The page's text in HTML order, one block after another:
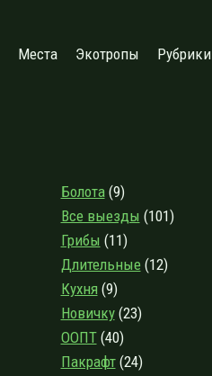
Места Экотропы Рубрики
Болота(9)
Все выезды (101)
Грибы (11)
Длительные(12)
Кухня(9)
Новичку(23)
ООПТ(40)
Пакрафт(24)